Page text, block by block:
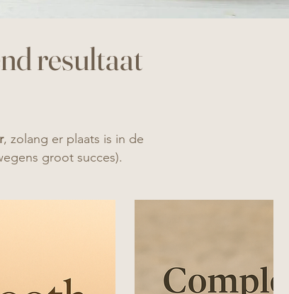
resultaat
, zolang er plaats is in de
groot succes).